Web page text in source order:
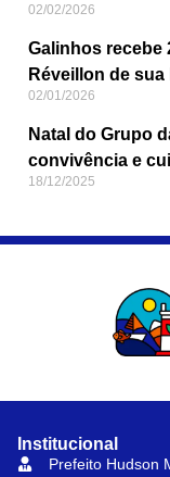
02/02/2026
Galinhos recebe
Réveillon de
02/01/2026
Natal do Grupo
convivência e
18/12/2025
Institucional
Prefeito Hudson